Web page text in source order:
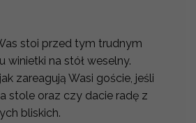
stoi przed tym trudnym
winietki na stół weselny.
zareagują Wasi goście, jeśli
stole oraz czy dacie radę z
bliskich.